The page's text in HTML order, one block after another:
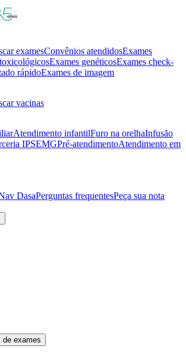
examesConvênios atendidosExames
Exames genéticosExames check-
rápidoExames de imagem
vacinas
Atendimento infantilFuro na orelhaInfusão
IPSEMGPré-atendimentoAtendimento em
DasaPerguntas frequentesPeça sua nota
de exames